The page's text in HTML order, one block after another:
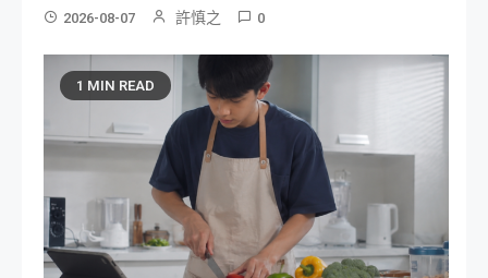
2026-08-07 許慎之 0
1 MIN READ